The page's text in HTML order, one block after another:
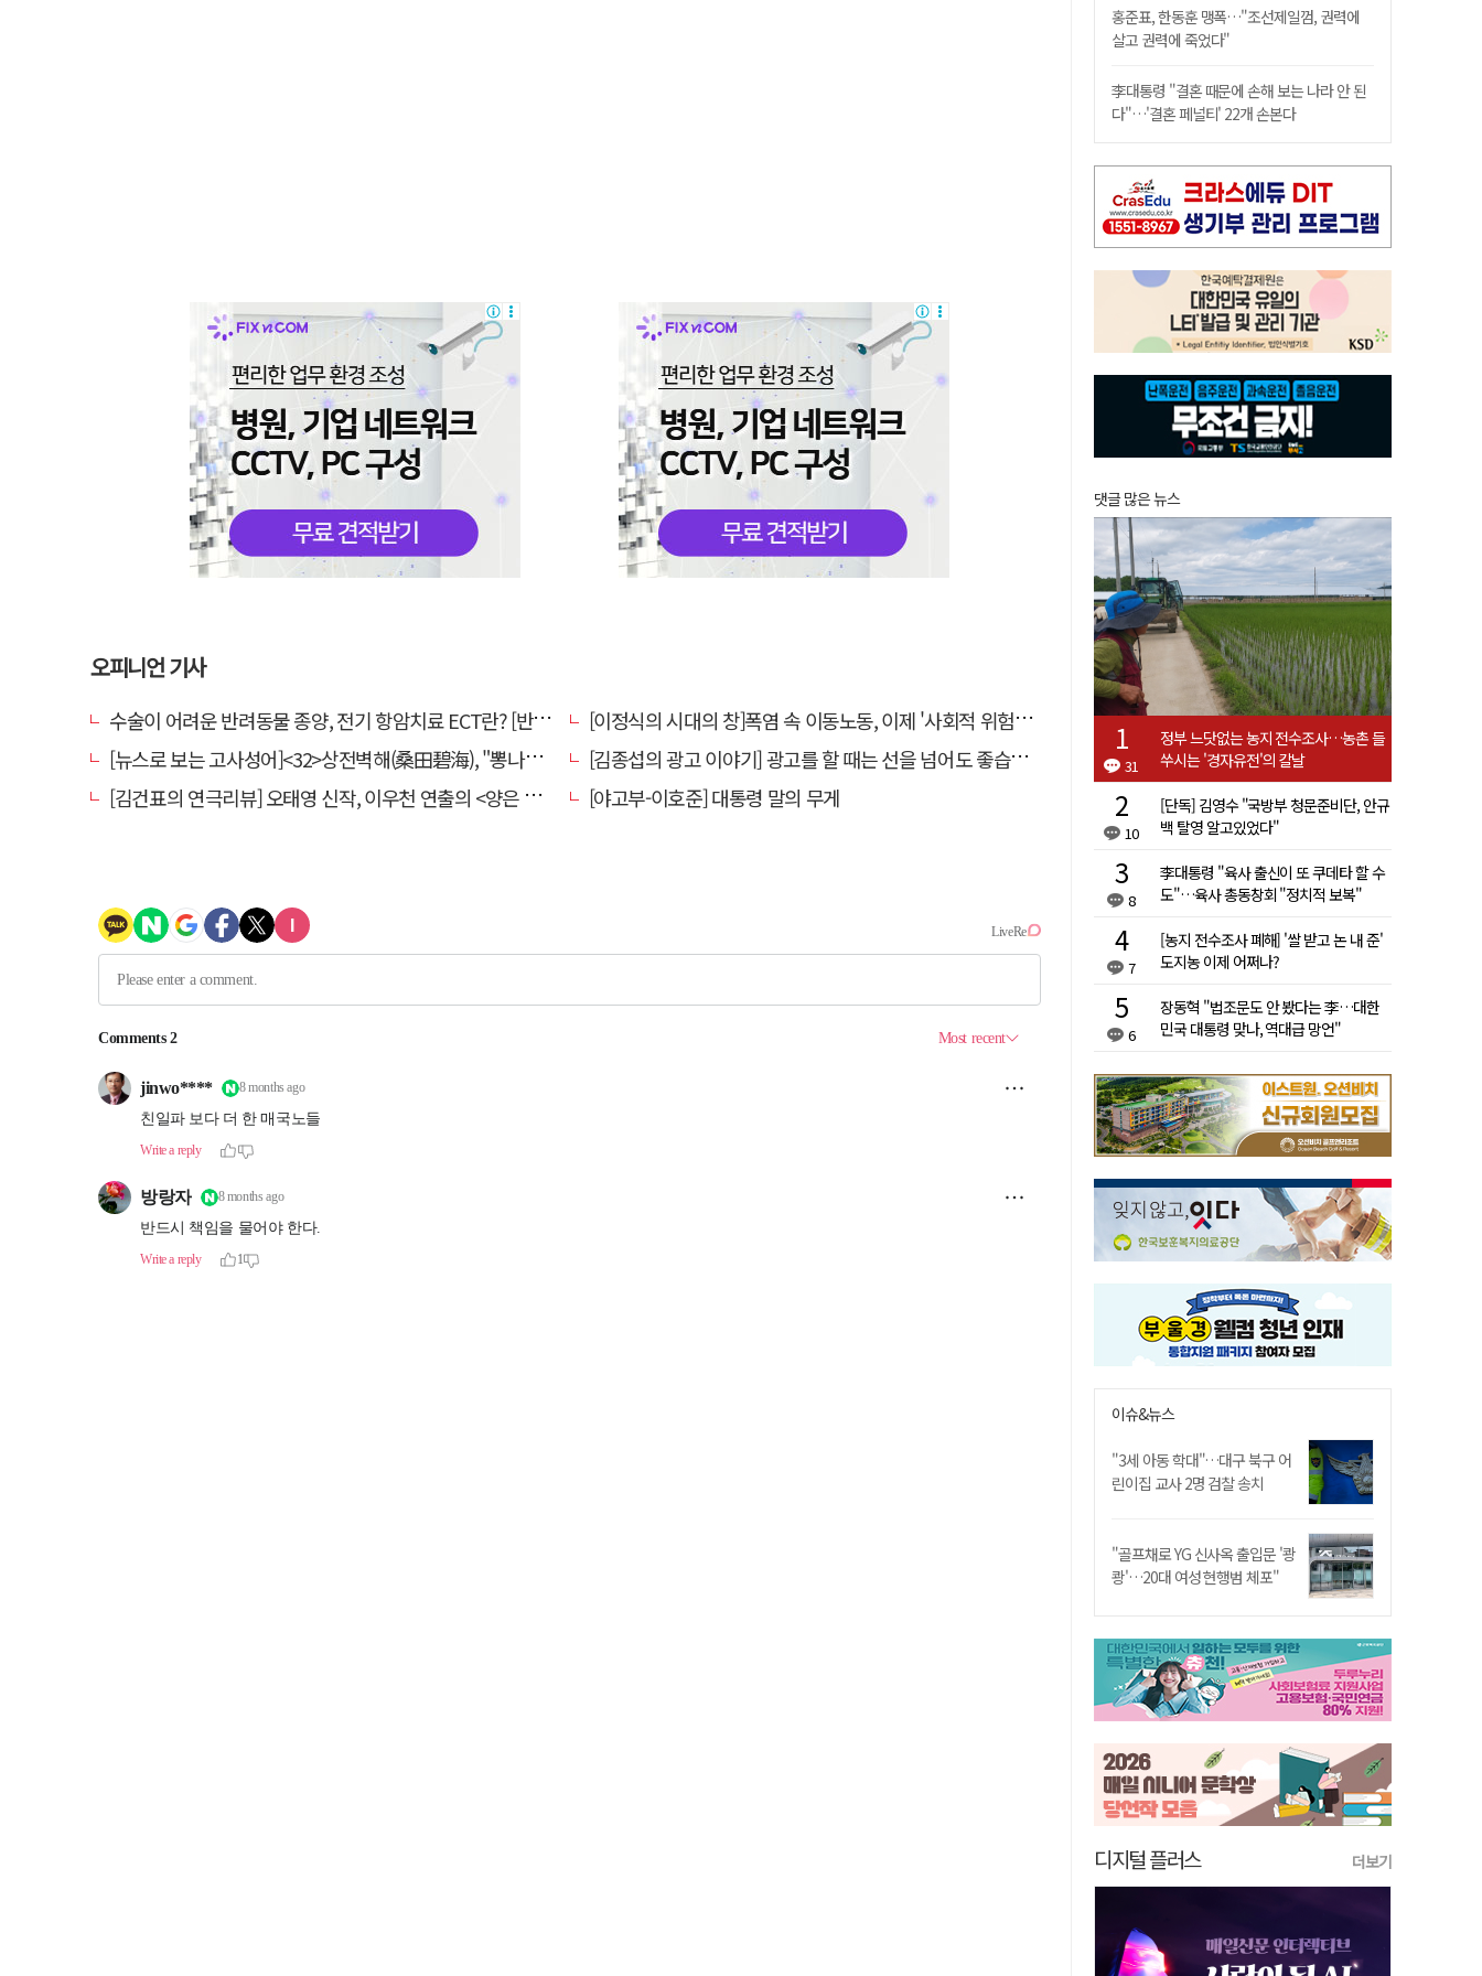
오피니언 기사
수술이 어려운 반려동물 종양, 전기 항암치료 ECT란? [반려동물 건강톡톡]
[이정식의 시대의 창]폭염 속 이동노동, 이제 '사회적 위험 관리'로 전환할 때
[뉴스로 보는 고사성어]<32>상전벽해(桑田碧海), "뽕나무밭이 푸른 바다가 되었다."
[김종섭의 광고 이야기] 광고를 할 때는 선을 넘어도 좋습니다.
[김건표의 연극리뷰] 오태영 신작, 이우천 연출의 <양은 양순하다>"국민을 온순한 양으로 길들이는 전체주의적 정치의 알레고리"
[야고부-이호준] 대통령 말의 무게
홍준표, 한동훈 맹폭…"조선제일껌, 권력에
살고 권력에 죽었다"
李대통령 "결혼 때문에 손해 보는 나라 안 된
다"…'결혼 페널티' 22개 손본다
댓글 많은 뉴스
31
정부 느닷없는 농지 전수조사…농촌 들
쑤시는 '경자유전'의 칼날
10
[단독] 김영수 "국방부 청문준비단, 안규
백 탈영 알고있었다"
8
李대통령 "육사 출신이 또 쿠데타 할 수
도"…육사 총동창회 "정치적 보복"
7
[농지 전수조사 폐해] '쌀 받고 논 내 준'
도지농 이제 어쩌나?
6
장동혁 "법조문도 안 봤다는 李…대한
민국 대통령 맞나, 역대급 망언"
이슈&뉴스
"3세 아동 학대"…대구 북구 어
린이집 교사 2명 검찰 송치
"골프채로 YG 신사옥 출입문 '쾅
쾅'…20대 여성 현행범 체포"
디지털 플러스 더보기